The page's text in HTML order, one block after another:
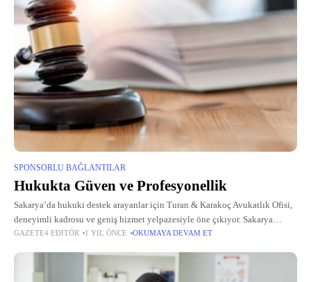
SPONSORLU BAĞLANTILAR
Hukukta Güven ve Profesyonellik
Sakarya’da hukuki destek arayanlar için Turan & Karakoç Avukatlık Ofisi,
deneyimli kadrosu ve geniş hizmet yelpazesiyle öne çıkıyor. Sakarya
avukat arayışında olan müvekkiller, ofisin uzmanlık alanlarından
GAZETE4 EDITÖR 1 YIL ÖNCE OKUMAYA DEVAM ET